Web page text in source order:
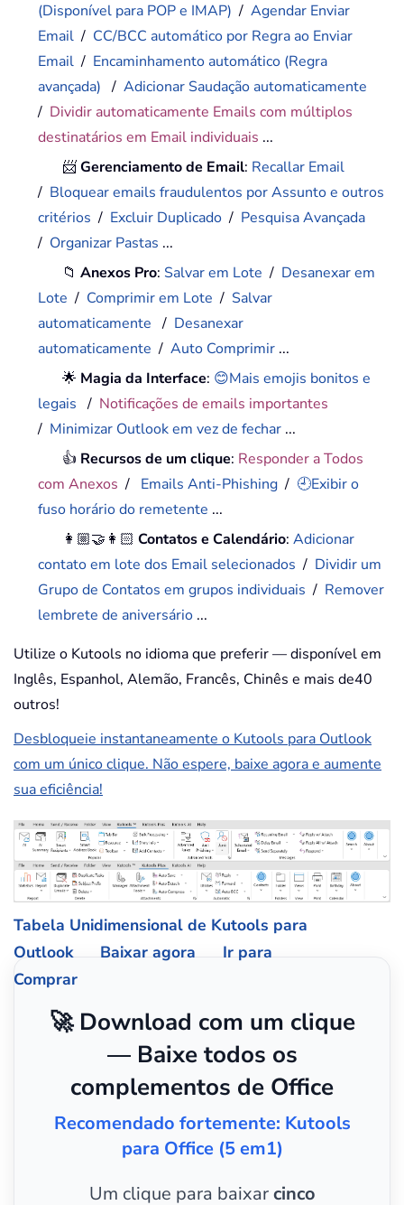
(Disponível para POP e IMAP) /Agendar Enviar
Email / CC/BCC automático por Regra ao Enviar
Email / Encaminhamento automático (Regra
avançada) /Adicionar Saudação automaticamente
/ Dividir automaticamente Emails com múltiplos
destinatários em Email individuais ...
📨Gerenciamento de Email: Recallar Email
/ Bloquear emails fraudulentos por Assunto e outros
critérios / Excluir Duplicado / Pesquisa Avançada
/ Organizar Pastas ...
📁Anexos Pro: Salvar em Lote / Desanexar em
Lote / Comprimir em Lote / Salvar
automaticamente / Desanexar
automaticamente /Auto Comprimir ...
🌟 Magia da Interface: 😊Mais emojis bonitos e
legais / Notificações de emails importantes
/ Minimizar Outlook em vez de fechar ...
👍 Recursos de um clique: Responder a Todos
com Anexos / Emails Anti-Phishing / 🕘Exibir o
fuso horário do remetente ...
👩🏼‍🤝‍👩🏻Contatos e Calendário:Adicionar
contato em lote dos Email selecionados / Dividir um
Grupo de Contatos em grupos individuais / Remover
lembrete de aniversário ...
Utilize o Kutools no idioma que preferir — disponível em
Inglês, Espanhol, Alemão, Francês, Chinês e mais de40
outros!
Desbloqueie instantaneamente o Kutools para Outlook
com um único clique. Não espere, baixe agora e aumente
sua eficiência!
Tabela Unidimensional de Kutools para
Outlook
Baixar agora
Ir para
Comprar
🚀 Download com um clique
— Baixe todos os
complementos de Office
Recomendado fortemente: Kutools
para Office (5 em1)
Um clique para baixarcinco